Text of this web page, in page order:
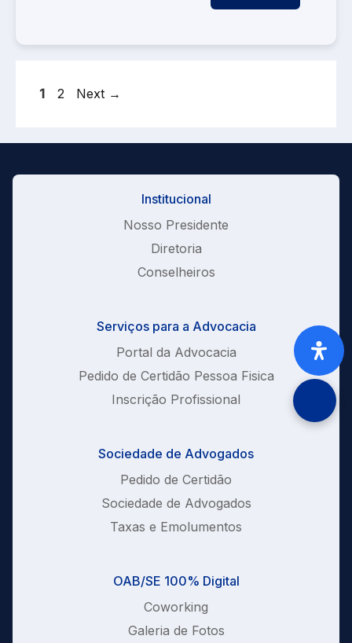
Page
1 Page
2 Next →
Institucional
Nosso Presidente
Diretoria
Conselheiros
Serviços para a Advocacia
Portal da Advocacia
Pedido de Certidão Pessoa Fisica
Inscrição Profissional
Sociedade de Advogados
Pedido de Certidão
Sociedade de Advogados
Taxas e Emolumentos
OAB/SE 100% Digital
Coworking
Galeria de Fotos